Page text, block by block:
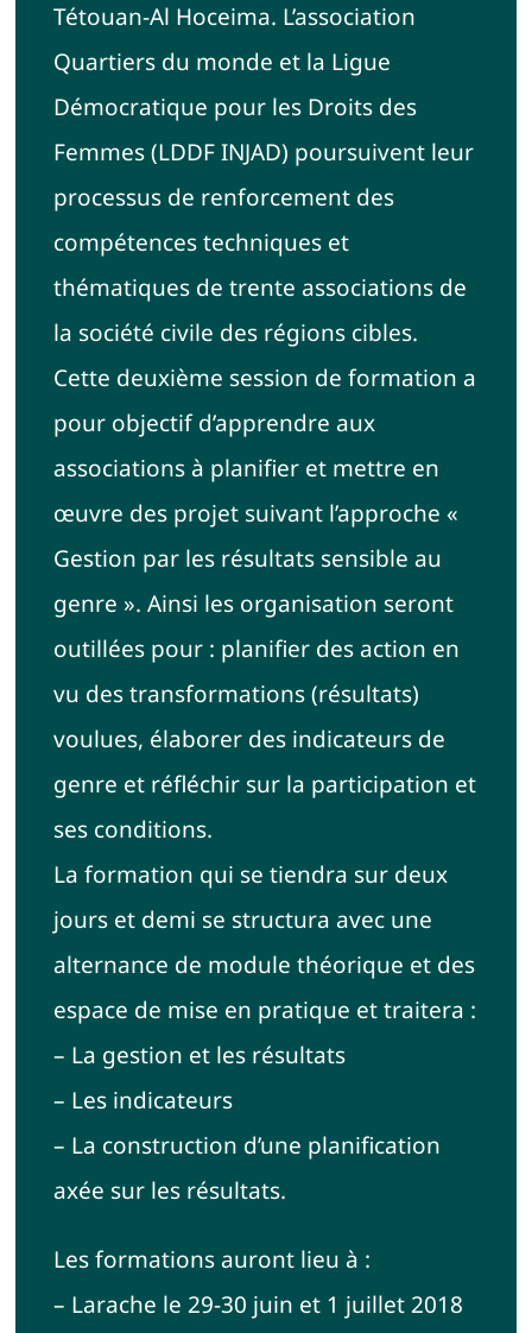
Tétouan-Al Hoceima. L’association
Quartiers du monde et la Ligue
Démocratique pour les Droits des
Femmes (LDDF INJAD) poursuivent leur
processus de renforcement des
compétences techniques et
thématiques de trente associations de
la société civile des régions cibles.
Cette deuxième session de formation a
pour objectif d’apprendre aux
associations à planifier et mettre en
œuvre des projet suivant l’approche «
Gestion par les résultats sensible au
genre ». Ainsi les organisation seront
outillées pour : planifier des action en
vu des transformations (résultats)
voulues, élaborer des indicateurs de
genre et réfléchir sur la participation et
ses conditions.
La formation qui se tiendra sur deux
jours et demi se structura avec une
alternance de module théorique et des
espace de mise en pratique et traitera :
– La gestion et les résultats
– Les indicateurs
– La construction d’une planification
axée sur les résultats.
Les formations auront lieu à :
– Larache le 29-30 juin et 1 juillet 2018